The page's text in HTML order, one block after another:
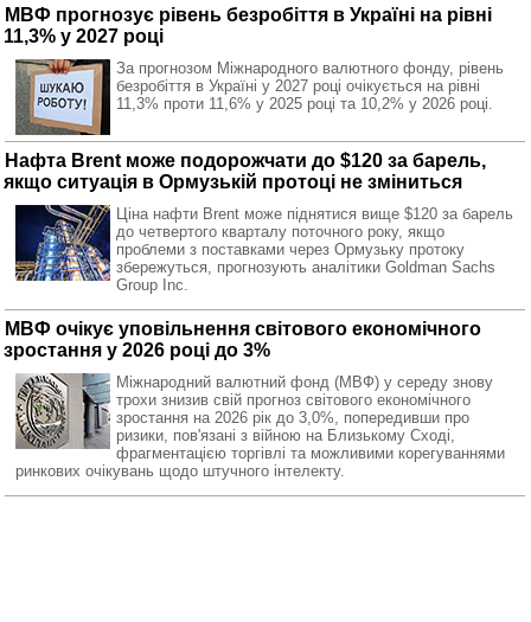
МВФ прогнозує рівень безробіття в Україні на рівні
11,3% у 2027 році
За прогнозом Міжнародного валютного фонду, рівень
безробіття в Україні у 2027 році очікується на рівні
11,3% проти 11,6% у 2025 році та 10,2% у 2026 році.
Нафта Brent може подорожчати до $120 за барель,
якщо ситуація в Ормузькій протоці не зміниться
Ціна нафти Brent може піднятися вище $120 за барель
до четвертого кварталу поточного року, якщо
проблеми з поставками через Ормузьку протоку
збережуться, прогнозують аналітики Goldman Sachs
Group Inc.
МВФ очікує уповільнення світового економічного
зростання у 2026 році до 3%
Міжнародний валютний фонд (МВФ) у середу знову
трохи знизив свій прогноз світового економічного
зростання на 2026 рік до 3,0%, попередивши про
ризики, пов'язані з війною на Близькому Сході,
фрагментацією торгівлі та можливими корегуваннями
ринкових очікувань щодо штучного інтелекту.